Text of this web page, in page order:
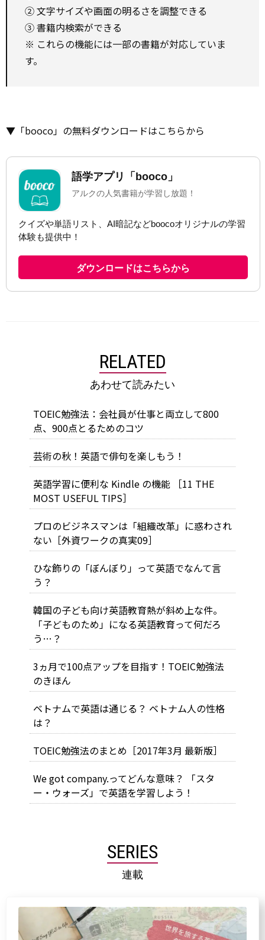
② 文字サイズや画面の明るさを調整できる
③ 書籍内検索ができる
※ これらの機能には一部の書籍が対応していま
す。
▼「booco」の無料ダウンロードはこちらから
RELATED
あわせて読みたい
TOEIC勉強法：会社員が仕事と両立して800
点、900点とるためのコツ
芸術の秋！英語で俳句を楽しもう！
英語学習に便利な Kindle の機能 ［11 THE
MOST USEFUL TIPS］
プロのビジネスマンは「組織改革」に惑わされ
ない［外資ワークの真実09］
ひな飾りの「ぼんぼり」って英語でなんて言
う？
韓国の子ども向け英語教育熱が斜め上な件。
「子どものため」になる英語教育って何だろ
う…？
3ヵ月で100点アップを目指す！TOEIC勉強法
のきほん
ベトナムで英語は通じる？ ベトナム人の性格
は？
TOEIC勉強法のまとめ［2017年3月 最新版］
We got company.ってどんな意味？ 「スタ
ー・ウォーズ」で英語を学習しよう！
SERIES
連載